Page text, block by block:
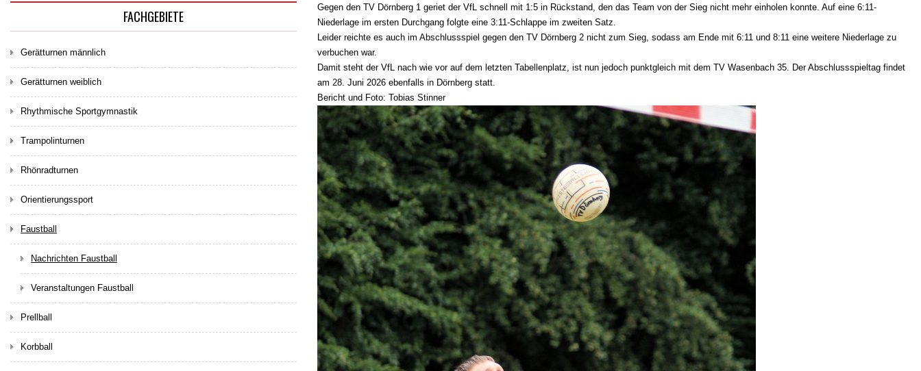
Gegen den TV Dörnberg 1 geriet der VfL schnell mit 1:5 in Rückstand, den das Team von der Sieg nicht mehr einholen konnte. Auf eine 6:11-
Niederlage im ersten Durchgang folgte eine 3:11-Schlappe im zweiten Satz.
Leider reichte es auch im Abschlussspiel gegen den TV Dörnberg 2 nicht zum Sieg, sodass am Ende mit 6:11 und 8:11 eine weitere Niederlage zu
verbuchen war.
Damit steht der VfL nach wie vor auf dem letzten Tabellenplatz, ist nun jedoch punktgleich mit dem TV Wasenbach 35. Der Abschlussspieltag findet
am 28. Juni 2026 ebenfalls in Dörnberg statt.
Bericht und Foto: Tobias Stinner
FACHGEBIETE
Gerätturnen männlich
Gerätturnen weiblich
Rhythmische Sportgymnastik
Trampolinturnen
Rhönradturnen
Orientierungssport
Faustball
Nachrichten Faustball
Veranstaltungen Faustball
Prellball
Korbball